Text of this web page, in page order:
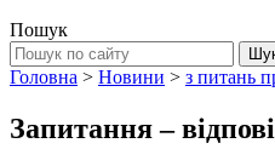
Пошук
Головна > Новини > з питань
Запитання –